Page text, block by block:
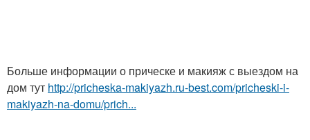
Больше информации о прическе и макияж с выездом на
дом тут http://pricheska-makiyazh.ru-best.com/pricheski-i-
makiyazh-na-domu/prich...